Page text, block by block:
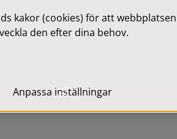
kakor (cookies) för att
den efter dina behov.
Anpassa inställningar